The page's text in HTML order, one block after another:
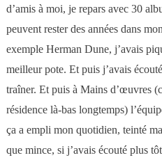
d’amis à moi, je repars avec 30
peuvent rester des années dans
exemple Herman Dune, j’avais
meilleur pote. Et puis j’avais
traîner. Et puis à Mains d’œuvres
résidence là-bas longtemps)
ça a empli mon quotidien, teinté
que mince, si j’avais écouté plus